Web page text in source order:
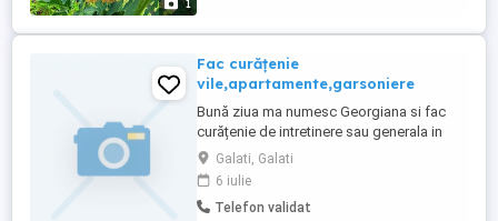
1
Fac curățenie
vile,apartamente,garsoniere
Bună ziua ma numesc Georgiana si fac
curățenie de intretinere sau generala in
Galati caut persoane care au nevoie de
service mele seriose. Nu iau preturi mari
iau decent sa isi permita omu sa fac o
curățenie
Galati, Galati
6 iulie
Telefon validat